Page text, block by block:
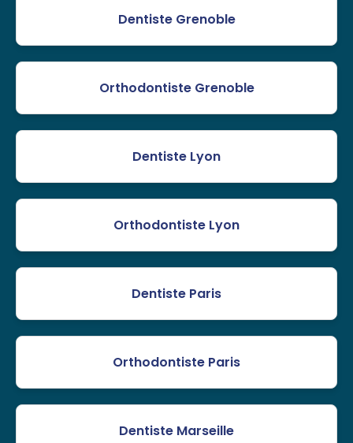
Dentiste Grenoble
Orthodontiste Grenoble
Dentiste Lyon
Orthodontiste Lyon
Dentiste Paris
Orthodontiste Paris
Dentiste Marseille